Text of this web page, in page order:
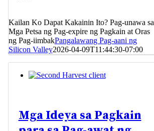
Kailan Ko Dapat Kakainin Ito? Pag-unawa sa
Mga Petsa ng Pag-expire ng Pagkain at Oras
ng Pag-iimbakPangalawang Pag-aani ng
Silicon Valley2026-04-09T11:44:30-07:00
Mga Ideya sa Pagkain